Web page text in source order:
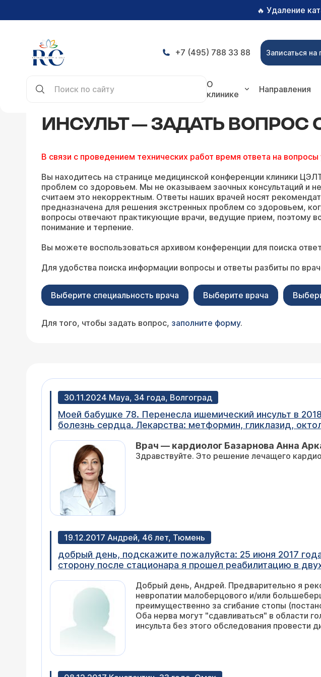
🔥 Удаление
+7 (495) 788 33 88 Записаться на
О
клинике
Направления
ИНСУЛЬТ — ЗАДАТЬ ВОПРОС
В связи с проведением технических работ время ответа на вопросы
Вы находитесь на странице медицинской конференции клиники
проблем со здоровьем. Мы не оказываем заочных консультаций и
считаем это некорректным. Ответы наших врачей носят
предназначена для решения экстренных проблем со здоровьем,
вопросы отвечают практикующие врачи, ведущие прием, поэтому
понимание и терпение.
Вы можете воспользоваться архивом конференции для поиска
Для удобства поиска информации вопросы и ответы разбиты по
Выберите специальность врача Выберите врача
Для того, чтобы задать вопрос, заполните форму.
30.11.2024 Maya, 34 года, Волгоград
Моей бабушке 78. Перенесла ишемический инсульт в
болезнь сердца. Лекарства: метформин, гликлазид,
Врач — кардиолог Базарнова Анна
Здравствуйте. Это решение лечащего
19.12.2017 Андрей, 46 лет, Тюмень
добрый день, подскажите пожалуйста: 25 июня 2017
сторону после стационара я прошел реабилитацию в
было и вдруг месяц назад я начал замечать дискомфорт при ходьбе в левой ноге при постановке
пальцы три пальца от мизинца и нога начала вставать
ответ на мой вопрос сейчас прохожу еще одну
Добрый день, Андрей. Предварительно я
невропатии малоберцового и/или
преимущественно за сгибание стопы
Оба нерва могут "сдавливаться" в области
инсульта без этого обследования